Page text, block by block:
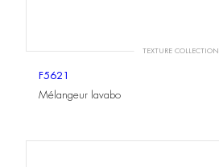
TEXTURE COLLECTION
F5621
Mélangeur lavabo